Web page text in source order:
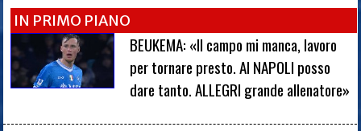
IN PRIMO PIANO
BEUKEMA: «Il campo mi manca, lavoro
per tornare presto. Al NAPOLI posso
dare tanto. ALLEGRI grande allenatore»